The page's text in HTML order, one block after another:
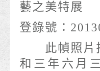
藝之美特展
登錄號：
此幀照片
和三年六月